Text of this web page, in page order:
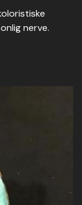
nerve.